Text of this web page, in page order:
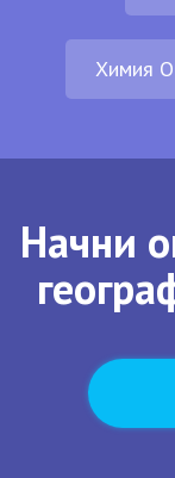
Химия
Начни